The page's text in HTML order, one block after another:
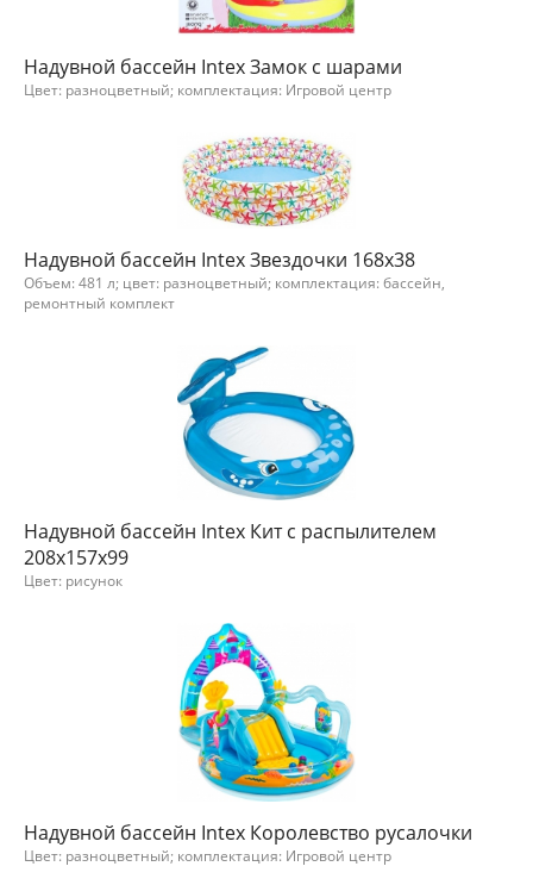
Надувной бассейн Intex Замок с шарами
Цвет: разноцветный; комплектация: Игровой центр
Надувной бассейн Intex Звездочки 168x38
Объем: 481 л; цвет: разноцветный; комплектация: бассейн,
ремонтный комплект
Надувной бассейн Intex Кит с распылителем
208х157х99
Цвет: рисунок
Надувной бассейн Intex Королевство русалочки
Цвет: разноцветный; комплектация: Игровой центр